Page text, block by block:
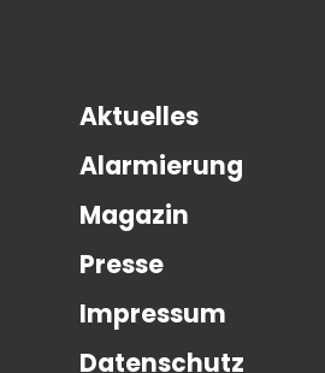
Aktuelles
Alarmierung
Magazin
Presse
Impressum
Datenschutz